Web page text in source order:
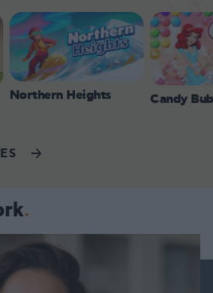
Northern Heights Candy